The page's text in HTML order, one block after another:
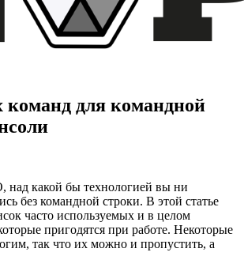
команд для командной
над какой бы технологией вы ни
без командной строки. В этой статье
часто используемых и в целом
пригодятся при работе. Некоторые
так что их можно и пропустить, а